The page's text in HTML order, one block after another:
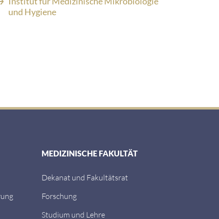
und Hygiene
MEDIZINISCHE FAKULTÄT
Dekanat und Fakultätsrat
Forschung
Studium und Lehre